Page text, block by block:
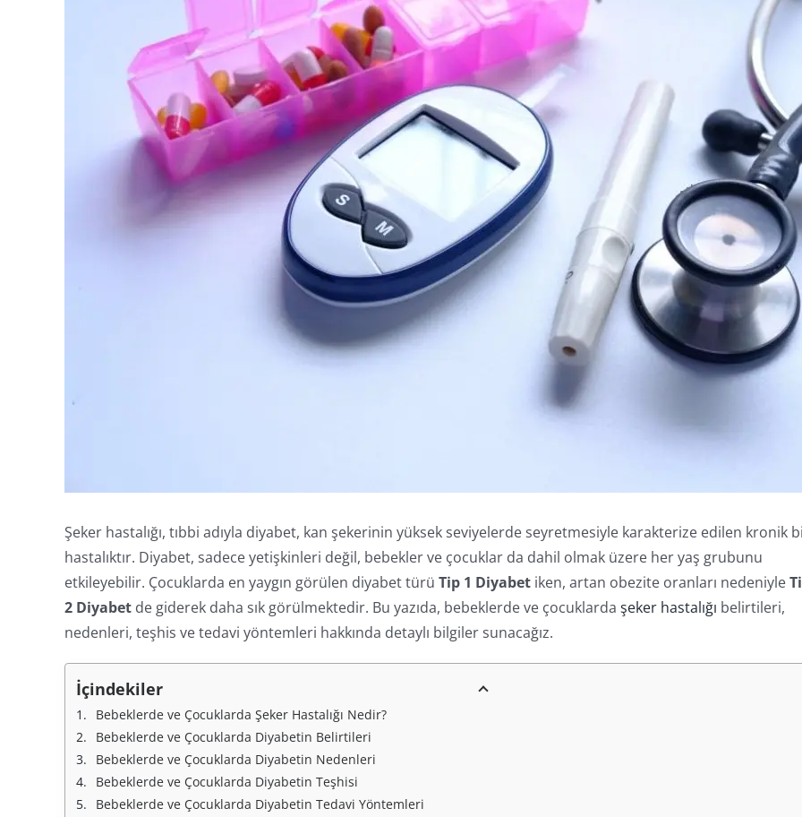
Şeker hastalığı, tıbbi adıyla diyabet, kan şekerinin yüksek seviyelerde seyretmesiyle karakterize edilen kronik
hastalıktır. Diyabet, sadece yetişkinleri değil, bebekler ve çocuklar da dahil olmak üzere her yaş grubunu
etkileyebilir. Çocuklarda en yaygın görülen diyabet türü Tip 1 Diyabetiken, artan obezite oranları nedeniyle
2 Diyabetde giderek daha sık görülmektedir. Bu yazıda, bebeklerde ve çocuklarda şeker hastalığı belirtileri,
nedenleri, teşhis ve tedavi yöntemleri hakkında detaylı bilgiler sunacağız.
İçindekiler
Bebeklerde ve Çocuklarda Şeker Hastalığı Nedir?
Bebeklerde ve Çocuklarda Diyabetin Belirtileri
Bebeklerde ve Çocuklarda Diyabetin Nedenleri
Bebeklerde ve Çocuklarda Diyabetin Teşhisi
Bebeklerde ve Çocuklarda Diyabetin Tedavi Yöntemleri